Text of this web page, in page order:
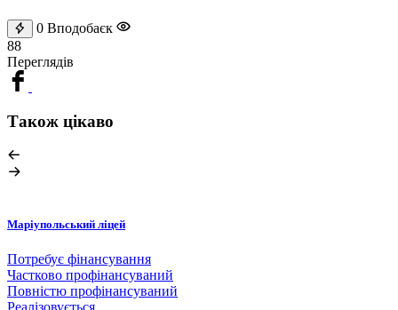
0 Вподобаєк
88
Переглядів
Також цікаво
Маріупольський ліцей
Потребує фінансування
Частково профінансуваний
Повністю профінансуваний
Реалізовується